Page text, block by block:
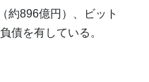
約896億円）、ビット
債を有している。